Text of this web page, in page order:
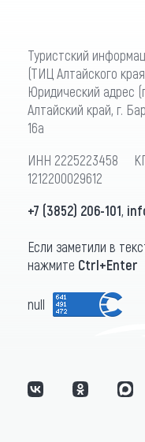
Туристский
(ТИЦ Алтайского
Юридический адрес
Алтайский край, г.
16а
ИНН 2225223458
1212200029612
+7 (3852) 206-101,
Если заметили в
нажмите Ctrl+Enter
null